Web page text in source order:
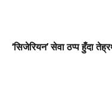
‘सिजेरियन’ सेवा ठप्प हुँदा